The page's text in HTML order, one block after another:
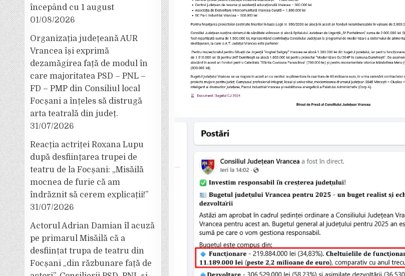
începând cu 1 august
01/08/2026
Organizația județeană AUR
Vrancea își exprimă
dezamăgirea față de modul în
care majoritatea PSD – PNL –
FD – PMP din Consiliul local
Focșani a înțeles să distrugă
arta teatrală din județ.
31/07/2026
Reacția actriței Roxana Lupu
după desființarea trupei de
teatru de la Focșani: „Misăilă
mocnea de furie că am
îndrăznit să cerem explicații!”
31/07/2026
Actorul Adrian Damian îl acuză
pe primarul Misăilă că a
desființat trupa de teatru din
Focșani „din răzbunare față de